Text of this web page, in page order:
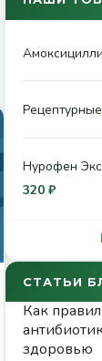
Нурофен
320 ₽
СТАТЬИ
Как
здоровью